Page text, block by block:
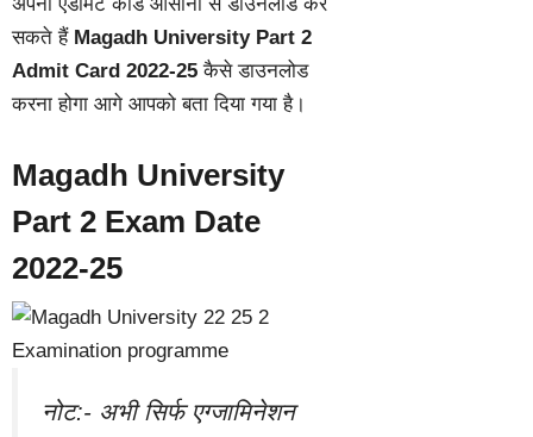
अपना एडमिट कार्ड आसानी से डाउनलोड कर
सकते हैं Magadh University Part 2
Admit Card 2022-25 कैसे डाउनलोड
करना होगा आगे आपको बता दिया गया है।
Magadh University
Part 2 Exam Date
2022-25
नोट:- अभी सिर्फ एग्जामिनेशन